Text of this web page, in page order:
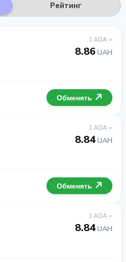
Рейтинг
1 ADA =
8.86 UAH
Обменять
1 ADA =
8.84UAH
Обменять
1 ADA =
8.84UAH